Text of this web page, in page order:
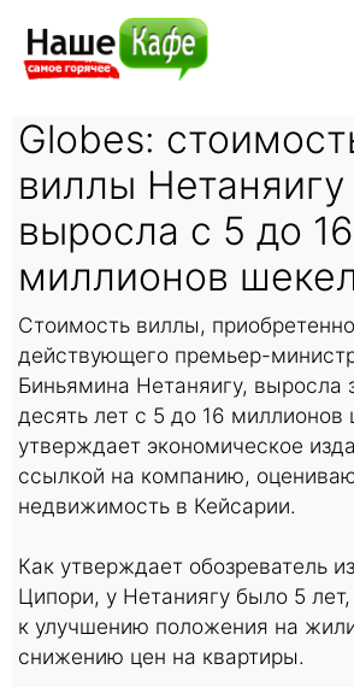
Globes:
виллы Нетаняигу
выросла с 5 до 16
миллионов
Стоимость виллы,
действующего премьер-
Биньямина Нетаняигу, выросла
десять лет с 5 до 16 миллионов
утверждает экономическое
ссылкой на компанию,
недвижимость в Кейсарии.
Как утверждает обозреватель
Ципори, у Нетаниягу было 5
к улучшению положения на
снижению цен на квартиры.